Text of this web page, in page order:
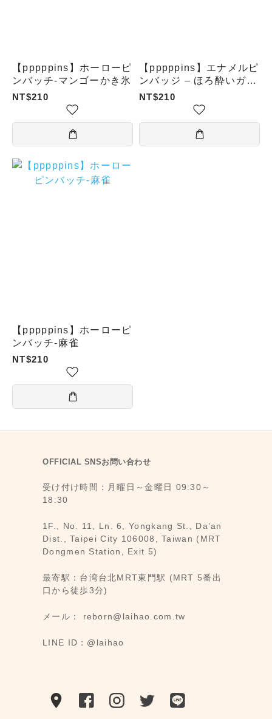
【pppppins】ホーローピ
ンバッチ-マンゴーかき氷
NT$210
【pppppins】エナメルピ
ンバッジ – ほろ酔いガチ
ョウ
NT$210
【pppppins】ホーローピ
ンバッチ-麻雀
NT$210
OFFICIAL SNSお問い合わせ
受け付け時間：月曜日～金曜日 09:30～
18:30
1F., No. 11, Ln. 6, Yongkang St., Da’an
Dist., Taipei City 106008, Taiwan (MRT
Dongmen Station, Exit 5)
最寄駅：台湾台北MRT東門駅 (MRT 5番出
口から徒歩3分)
メール： reborn@laihao.com.tw
LINE ID：@laihao